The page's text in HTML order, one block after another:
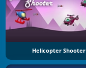
Helicopter Shooter